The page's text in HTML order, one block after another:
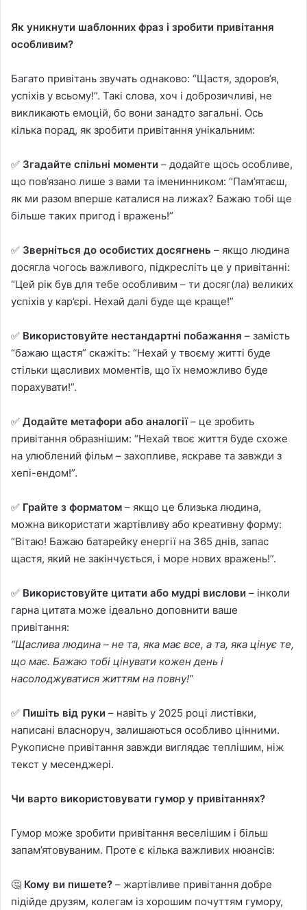
Як уникнути шаблонних фраз і зробити привітання
особливим?
Багато привітань звучать однаково: “Щастя, здоров’я,
успіхів у всьому!”. Такі слова, хоч і доброзичливі, не
викликають емоцій, бо вони занадто загальні. Ось
кілька порад, як зробити привітання унікальним:
✅ Згадайте спільні моменти – додайте щось особливе,
що пов’язано лише з вами та іменинником: “Пам’ятаєш,
як ми разом вперше каталися на лижах? Бажаю тобі ще
більше таких пригод і вражень!”
✅ Зверніться до особистих досягнень – якщо людина
досягла чогось важливого, підкресліть це у привітанні:
“Цей рік був для тебе особливим – ти досяг(ла) великих
успіхів у кар’єрі. Нехай далі буде ще краще!”
✅ Використовуйте нестандартні побажання – замість
“бажаю щастя” скажіть: “Нехай у твоєму житті буде
стільки щасливих моментів, що їх неможливо буде
порахувати!”.
✅ Додайте метафори або аналогії– це зробить
привітання образнішим: “Нехай твоє життя буде схоже
на улюблений фільм – захопливе, яскраве та завжди з
хепі-ендом!”.
✅ Грайте з форматом – якщо це близька людина,
можна використати жартівливу або креативну форму:
“Вітаю! Бажаю батарейку енергії на 365 днів, запас
щастя, який не закінчується, і море нових вражень!”.
✅ Використовуйте цитати або мудрі вислови – інколи
гарна цитата може ідеально доповнити ваше
привітання:
“Щаслива людина – не та, яка має все, а та, яка цінує те,
що має. Бажаю тобі цінувати кожен день і
насолоджуватися життям на повну!”
✅ Пишіть від руки – навіть у 2025 році листівки,
написані власноруч, залишаються особливо цінними.
Рукописне привітання завжди виглядає теплішим, ніж
текст у месенджері.
Чи варто використовувати гумор у привітаннях?
Гумор може зробити привітання веселішим і більш
запам’ятовуваним. Проте є кілька важливих нюансів:
🤔 Кому ви пишете? – жартівливе привітання добре
підійде друзям, колегам із хорошим почуттям гумору,